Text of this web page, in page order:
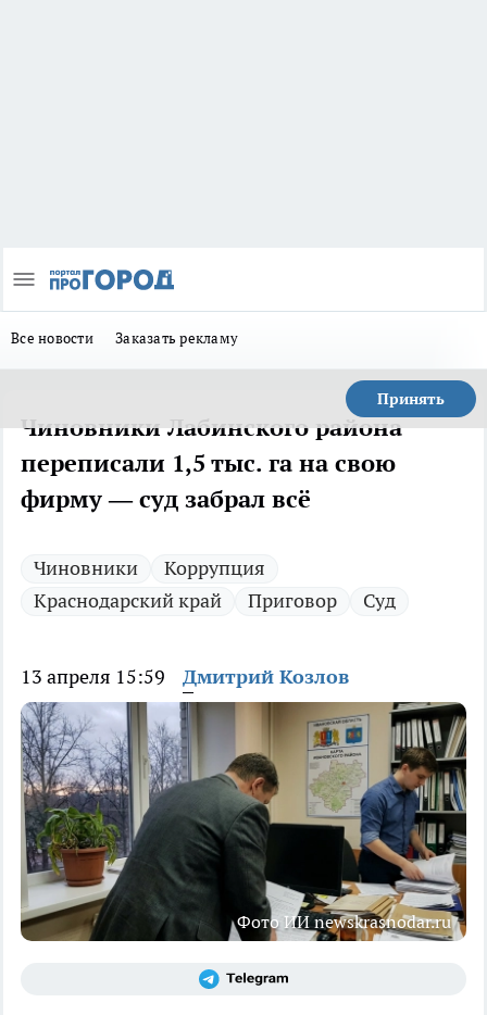
Все новости Заказать рекламу
Принять
Чиновники Лабинского района
переписали 1,5 тыс. га на свою
фирму — суд забрал всё
Чиновники
Коррупция
Краснодарский край
Приговор Суд
13 апреля 15:59 Дмитрий Козлов
Фото ИИ newskrasnodar.ru